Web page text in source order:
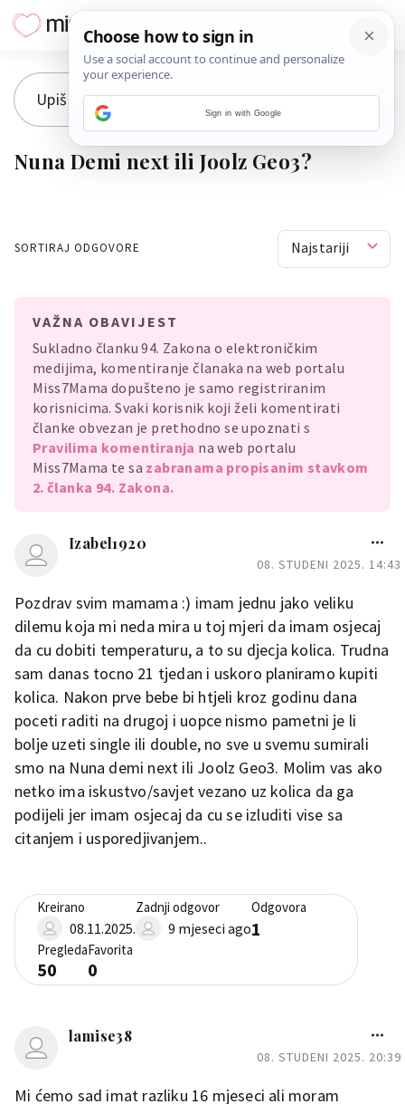
Nuna Demi next ili Joolz Geo3?
SORTIRAJ ODGOVORE Najstariji
VAŽNA OBAVIJEST
Sukladno članku 94. Zakona o elektroničkim
medijima, komentiranje članaka na web portalu
Miss7Mama dopušteno je samo registriranim
korisnicima. Svaki korisnik koji želi komentirati
članke obvezan je prethodno se upoznati s
Pravilima komentiranja na web portalu
Miss7Mama te sa zabranama propisanim stavkom
2. članka 94. Zakona.
Izabel1920
08. STUDENI 2025. 14:43
Pozdrav svim mamama :) imam jednu jako veliku
dilemu koja mi neda mira u toj mjeri da imam osjecaj
da cu dobiti temperaturu, a to su djecja kolica. Trudna
sam danas tocno 21 tjedan i uskoro planiramo kupiti
kolica. Nakon prve bebe bi htjeli kroz godinu dana
poceti raditi na drugoj i uopce nismo pametni je li
bolje uzeti single ili double, no sve u svemu sumirali
smo na Nuna demi next ili Joolz Geo3. Molim vas ako
netko ima iskustvo/savjet vezano uz kolica da ga
podijeli jer imam osjecaj da cu se izluditi vise sa
citanjem i usporedjivanjem..
Kreirano
08.11.2025.
Zadnji odgovor
9 mjeseci ago
Odgovora
1
Pregleda
50
Favorita
0
lamise38
08. STUDENI 2025. 20:39
Mi ćemo sad imat razliku 16 mjeseci ali moram
Sign in with Google